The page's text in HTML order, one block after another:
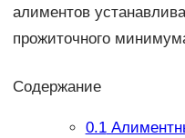
алиментов
прожиточного
Содержание
0.1